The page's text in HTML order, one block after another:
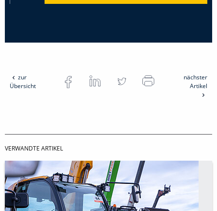
zur
Übersicht
nächster
Artikel
VERWANDTE ARTIKEL